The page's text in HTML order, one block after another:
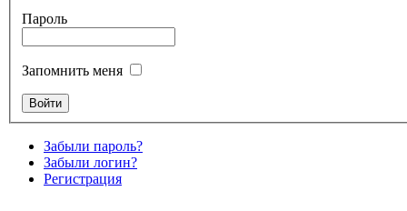
Пароль
Запомнить меня
Забыли пароль?
Забыли логин?
Регистрация